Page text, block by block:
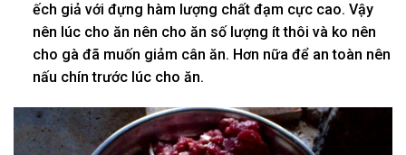
ếch giả với đựng hàm lượng chất đạm cực cao. Vậy
nên lúccho ăn nên cho ăn số lượng ít thôi và ko nên
cho gà đã muốn giảm cân ăn. Hơn nữa để an toàn nên
nấu chín trước lúccho ăn.